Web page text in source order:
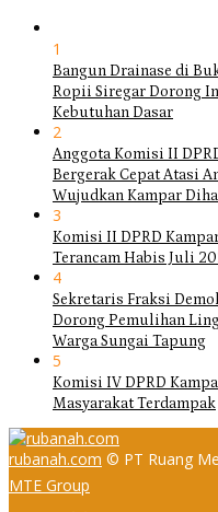
1
Bangun Drainase di
Ropii Siregar Dorong
Kebutuhan Dasar
2
Anggota Komisi II
Bergerak Cepat Atasi
Wujudkan Kampar
3
Komisi II DPRD
Terancam Habis Juli
4
Sekretaris Fraksi
Dorong Pemulihan
Warga Sungai Tapung
5
Komisi IV DPRD
Masyarakat Terdampak
rubanah.com © PT Ruang
MTE Group